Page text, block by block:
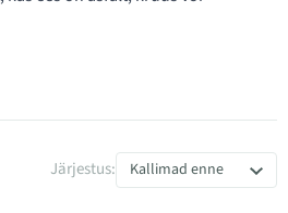
Järjestus: Kallimad enne